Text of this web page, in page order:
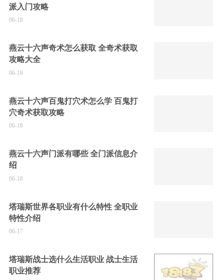
派入门攻略
06-18
燕云十六声奇术怎么获取 全奇术获取
攻略大全
06-18
燕云十六声百鬼打穴术怎么学 百鬼打
穴奇术获取攻略
06-18
燕云十六声门派有哪些 全门派信息介
绍
06-18
塔瑞斯世界各职业有什么特性 全职业
特性介绍
06-17
塔瑞斯战士选什么生活职业 战士生活
职业推荐